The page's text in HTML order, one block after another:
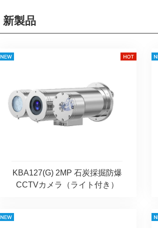
新製品
KBA127(G) 2MP 石炭採掘防爆
CCTVカメラ（ライト付き）